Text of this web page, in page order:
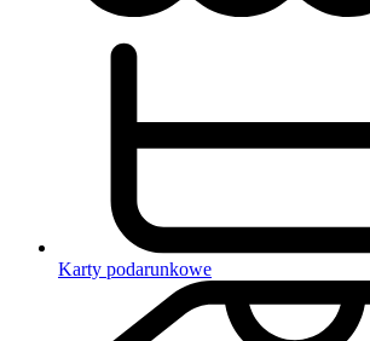
Karty podarunkowe